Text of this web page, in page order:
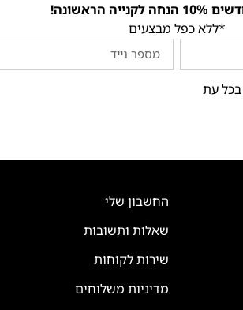
הראשונה!
*ללא כפל מבצעים
בכל עת
החשבון שלי
שאלות ותשובות
שירות לקוחות
מדיניות משלוחים